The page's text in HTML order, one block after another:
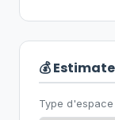
💰
Type d'espace